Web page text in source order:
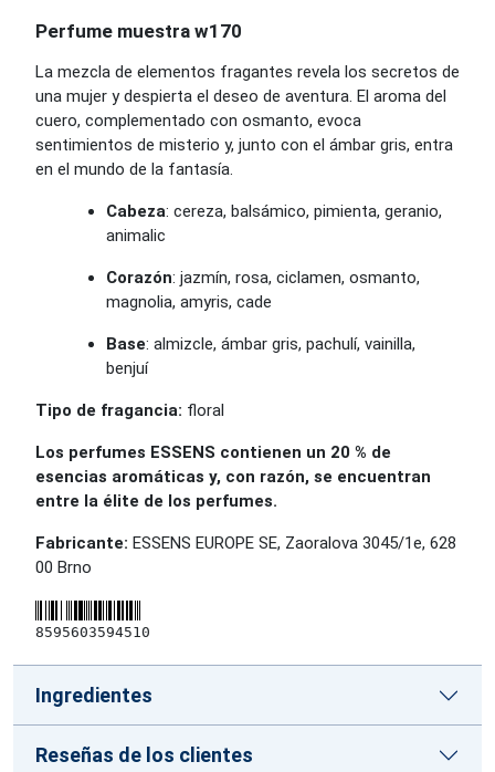
Perfume muestra w170
La mezcla de elementos fragantes revela los secretos de
una mujer y despierta el deseo de aventura. El aroma del
cuero, complementado con osmanto, evoca
sentimientos de misterio y, junto con el ámbar gris, entra
en el mundo de la fantasía.
Cabeza: cereza, balsámico, pimienta, geranio,
animalic
Corazón: jazmín, rosa, ciclamen, osmanto,
magnolia, amyris, cade
Base: almizcle, ámbar gris, pachulí, vainilla,
benjuí
Tipo de fragancia: floral
Los perfumes ESSENS contienen un 20 % de
esencias aromáticas y, con razón, se encuentran
entre la élite de los perfumes.
Fabricante: ESSENS EUROPE SE, Zaoralova 3045/1e, 628
00 Brno
8595603594510
Ingredientes
Reseñas de los clientes